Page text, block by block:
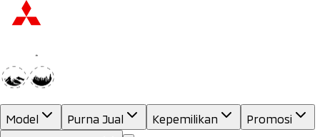
Model Purna Jual Kepemilikan
Promosi